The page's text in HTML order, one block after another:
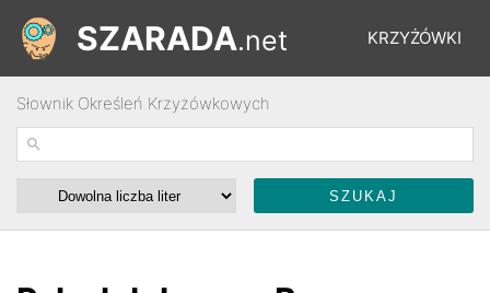
KRZYŻÓWKI
ŁAMIGŁÓWKI
SZARADA.net
Słownik Określeń Krzyżówkowych